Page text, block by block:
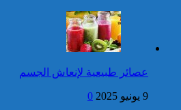
إحصائيات مكافحة الجريمة ..
استمرار ارتفاع معدل الزجر
بالعنف
كاريكاتير
عصائر طبيعية لإنعاش الجسم
9 يونيو 2025 0